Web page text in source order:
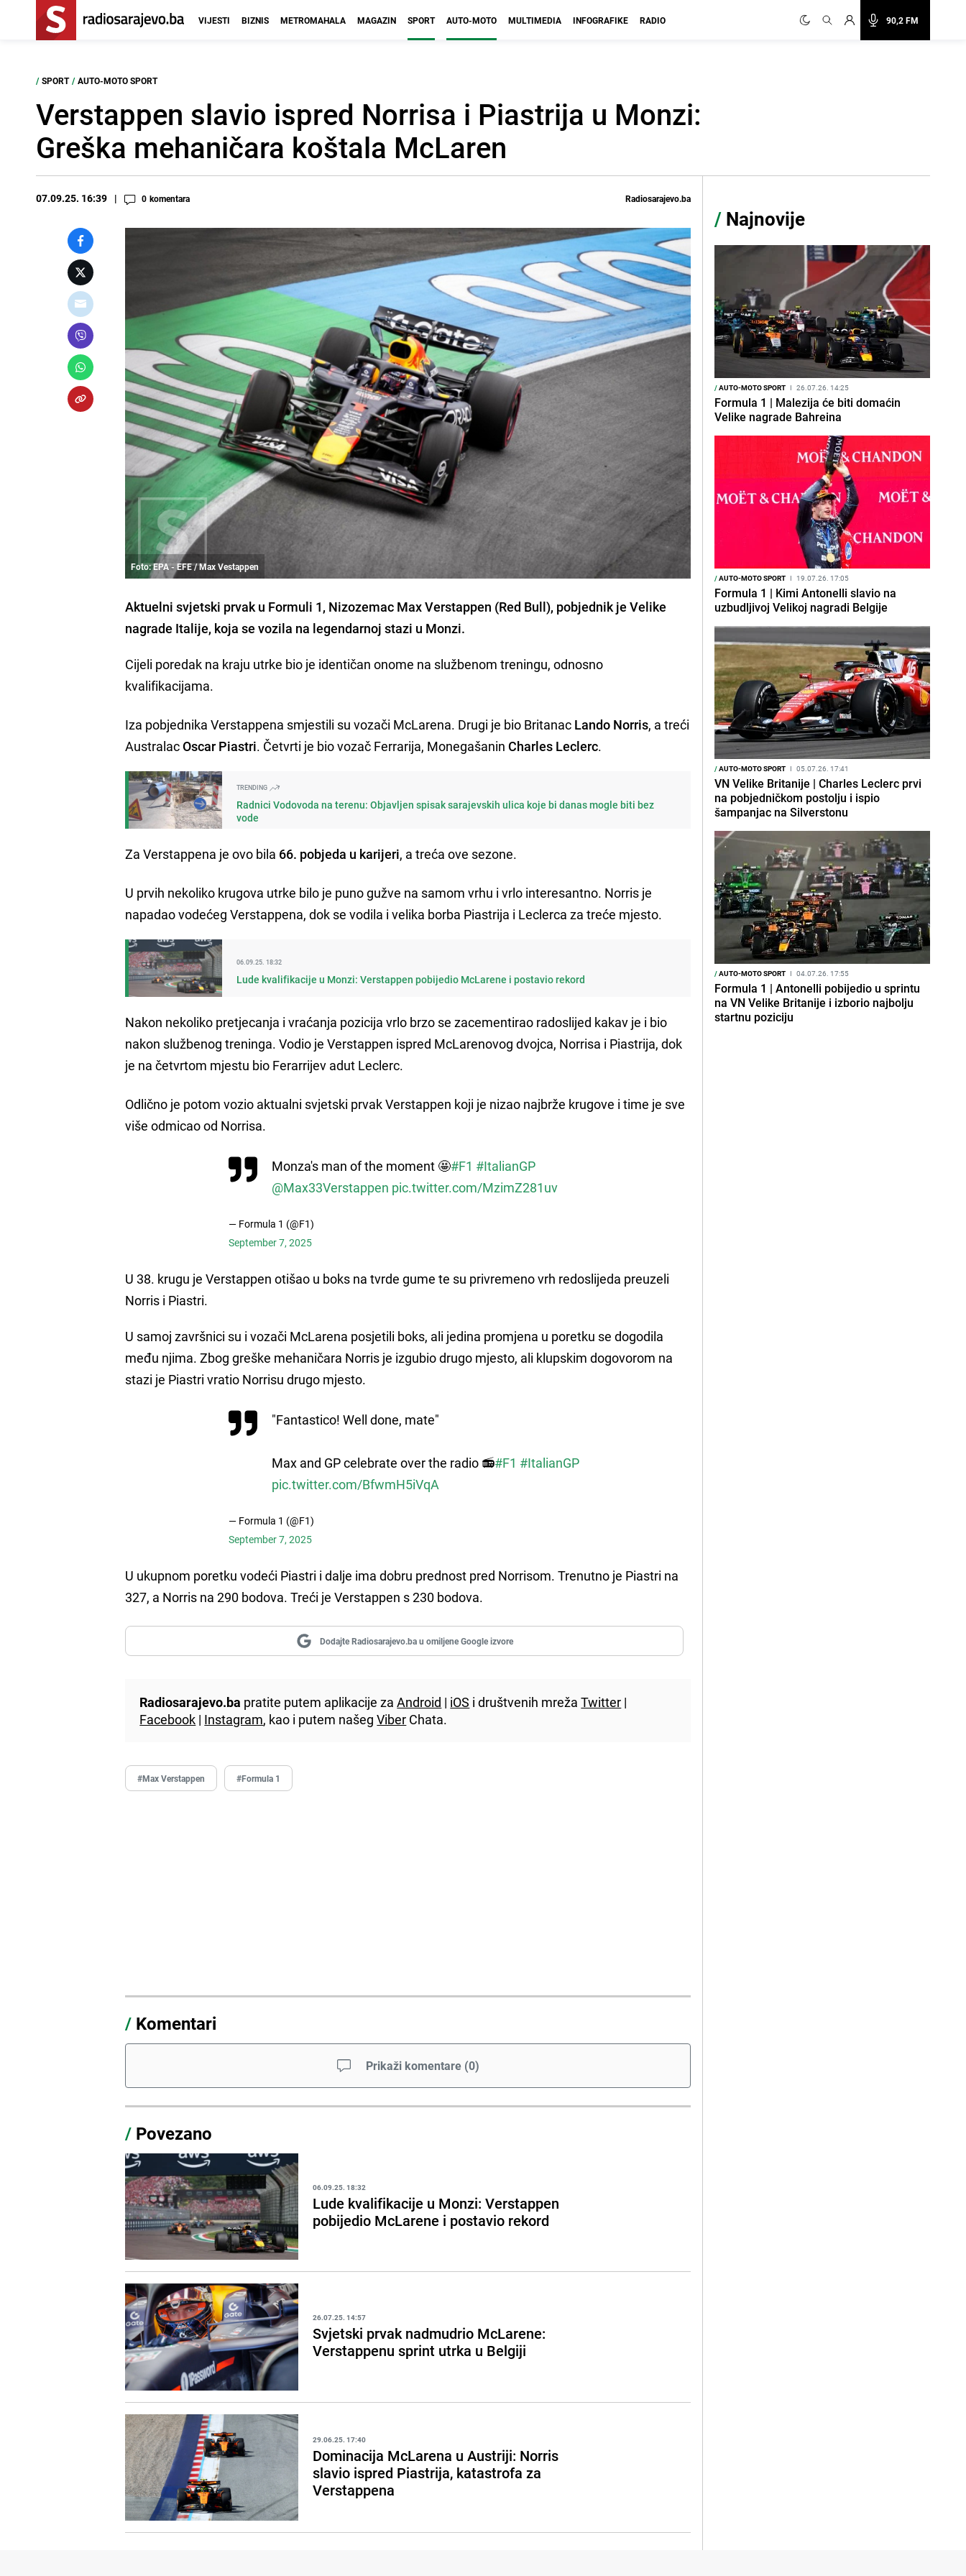
90,2 FM
VIJESTI BIZNIS METROMAHALA MAGAZIN SPORT AUTO-MOTO MULTIMEDIA INFOGRAFIKE RADIO
/ SPORT / AUTO-MOTO SPORT
Verstappen slavio ispred Norrisa i Piastrija u Monzi:
Greška mehaničara koštala McLaren
07.09.25. 16:39 0 komentara Radiosarajevo.ba
Foto: EPA - EFE / Max Vestappen
Aktuelni svjetski prvak u Formuli 1, Nizozemac Max Verstappen (Red Bull), pobjednik je Velike
nagrade Italije, koja se vozila na legendarnoj stazi u Monzi.
Cijeli poredak na kraju utrke bio je identičan onome na službenom treningu, odnosno
kvalifikacijama.
Iza pobjednika Verstappena smjestili su vozači McLarena. Drugi je bio Britanac Lando Norris, a treći
AustralacOscar Piastri. Četvrti je bio vozač Ferrarija, MonegašaninCharles Leclerc.
TRENDING
Radnici Vodovoda na terenu: Objavljen spisak sarajevskih ulica koje bi danas mogle biti bez
vode
Za Verstappena je ovo bila 66. pobjeda u karijeri, a treća ove sezone.
U prvih nekoliko krugova utrke bilo je puno gužve na samom vrhu i vrlo interesantno. Norris je
napadao vodećeg Verstappena, dok se vodila i velika borba Piastrija i Leclerca za treće mjesto.
06.09.25. 18:32
Lude kvalifikacije u Monzi: Verstappen pobijedio McLarene i postavio rekord
Nakon nekoliko pretjecanja i vraćanja pozicija vrlo brzo se zacementirao radoslijed kakav je i bio
nakon službenog treninga. Vodio je Verstappen ispred McLarenovog dvojca, Norrisa i Piastrija, dok
je na četvrtom mjestu bio Ferarrijev adut Leclerc.
Odlično je potom vozio aktualni svjetski prvak Verstappen koji je nizao najbrže krugove i time je sve
više odmicao od Norrisa.
Monza's man of the moment 🤩#F1 #ItalianGP
@Max33Verstappen pic.twitter.com/MzimZ281uv
— Formula 1 (@F1)
September 7, 2025
U 38. krugu je Verstappen otišao u boks na tvrde gume te su privremeno vrh redoslijeda preuzeli
Norris i Piastri.
U samoj završnici su i vozači McLarena posjetili boks, ali jedina promjena u poretku se dogodila
među njima. Zbog greške mehaničara Norris je izgubio drugo mjesto, ali klupskim dogovorom na
stazi je Piastri vratio Norrisu drugo mjesto.
"Fantastico! Well done, mate"
Max and GP celebrate over the radio 📻#F1 #ItalianGP
pic.twitter.com/BfwmH5iVqA
— Formula 1 (@F1)
September 7, 2025
U ukupnom poretku vodeći Piastri i dalje ima dobru prednost pred Norrisom. Trenutno je Piastri na
327, a Norris na 290 bodova. Treći je Verstappen s 230 bodova.
Dodajte Radiosarajevo.ba u omiljene Google izvore
Radiosarajevo.ba pratite putem aplikacije zaAndroid | iOS i društvenih mrežaTwitter |
Facebook | Instagram, kao i putem našegViber Chata.
#Max Verstappen #Formula 1
/ Komentari
Prikaži komentare (0)
/ Povezano
06.09.25. 18:32
Lude kvalifikacije u Monzi: Verstappen
pobijedio McLarene i postavio rekord
26.07.25. 14:57
Svjetski prvak nadmudrio McLarene:
Verstappenu sprint utrka u Belgiji
29.06.25. 17:40
Dominacija McLarena u Austriji: Norris
slavio ispred Piastrija, katastrofa za
Verstappena
/ Najnovije
/AUTO-MOTO SPORT I 26.07.26. 14:25
Formula 1 | Malezija će biti domaćin
Velike nagrade Bahreina
/AUTO-MOTO SPORT I 19.07.26. 17:05
Formula 1 | Kimi Antonelli slavio na
uzbudljivoj Velikoj nagradi Belgije
/AUTO-MOTO SPORT I 05.07.26. 17:41
VN Velike Britanije | Charles Leclerc prvi
na pobjedničkom postolju i ispio
šampanjac na Silverstonu
/AUTO-MOTO SPORT I 04.07.26. 17:55
Formula 1 | Antonelli pobijedio u sprintu
na VN Velike Britanije i izborio najbolju
startnu poziciju